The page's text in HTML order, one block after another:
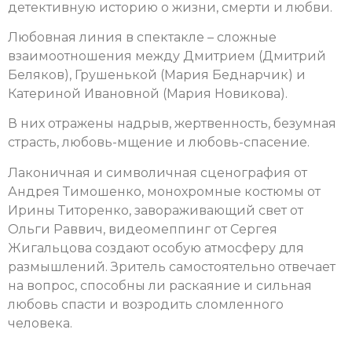
детективную историю о жизни, смерти и любви.
Любовная линия в спектакле – сложные
взаимоотношения между Дмитрием (Дмитрий
Беляков), Грушенькой (Мария Беднарчик) и
Катериной Ивановной (Мария Новикова).
В них отражены надрыв, жертвенность, безумная
страсть, любовь-мщение и любовь-спасение.
Лаконичная и символичная сценография от
Андрея Тимошенко, монохромные костюмы от
Ирины Титоренко, завораживающий свет от
Ольги Раввич, видеомеппинг от Сергея
Жигальцова создают особую атмосферу для
размышлений. Зритель самостоятельно отвечает
на вопрос, способны ли раскаяние и сильная
любовь спасти и возродить сломленного
человека.